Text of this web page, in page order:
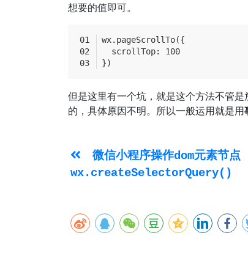
想要的值即可。
wx.pageScrollTo({
  scrollTop: 100
})
但是这里有一个坑，就是这个方法不管
的，具体原因不明。所以一般运用就是用
微信小程序操作dom元素节点
wx.createSelectorQuery()